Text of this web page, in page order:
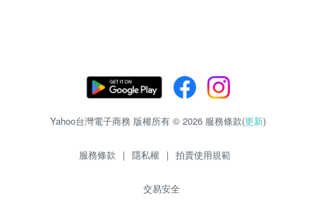
Yahoo台灣電子商務 版權所有 © 2026 服務條款(更新)
服務條款 | 隱私權 | 拍賣使用規範
交易安全